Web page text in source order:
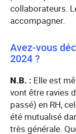
collaborateurs.
accompagner.
Avez-vous
2024 ?
N.B. : Elle est
vont être ravies
passé) en RH,
été mutualisé
très générale.